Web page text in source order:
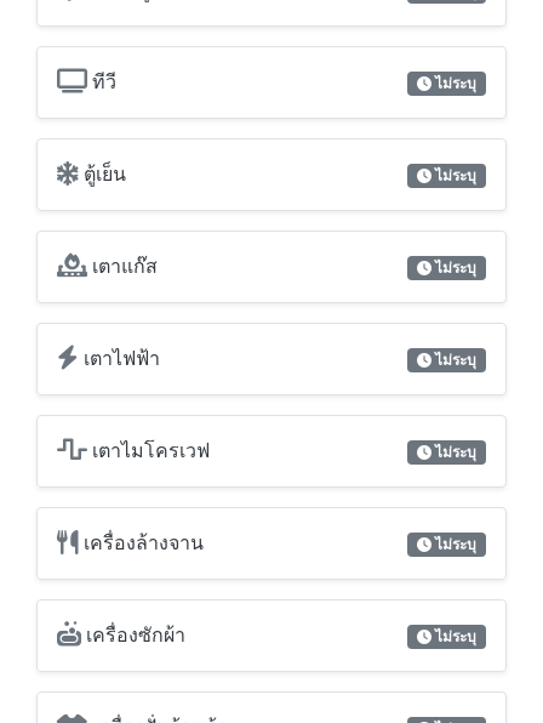
เตาแก๊ส ไม่ระบุ
เตาไฟฟ้า ไม่ระบุ
เตาไมโครเวฟ ไม่ระบุ
เครื่องล้างจาน ไม่ระบุ
เครื่องซักผ้า ไม่ระบุ
เครื่องปั่นผ้าแห้ง ไม่ระบุ
เตารีดผ้า ไม่ระบุ